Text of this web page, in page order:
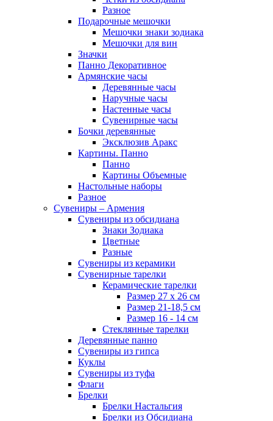
Разное
Подарочные мешочки
Мешочки знаки зодиака
Мешочки для вин
Значки
Панно Декоративное
Армянские часы
Деревянные часы
Наручные часы
Настенные часы
Сувенирные часы
Бочки деревянные
Эксклюзив Аракс
Картины. Панно
Панно
Картины Объемные
Настольные наборы
Разное
Сувениры – Армения
Сувениры из обсидиана
Знаки Зодиака
Цветные
Разные
Сувениры из керамики
Сувенирные тарелки
Керамические тарелки
Размер 27 х 26 см
Размер 21-18,5 см
Размер 16 - 14 см
Стеклянные тарелки
Деревянные панно
Сувениры из гипса
Куклы
Сувениры из туфа
Флаги
Брелки
Брелки Настальгия
Брелки из Обсидиана